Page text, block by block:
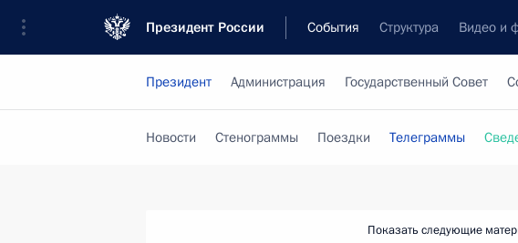
Президент России События Структура Видео и
Президент Администрация Государственный Совет
Новости Стенограммы Поездки Телеграммы
Показать следующие